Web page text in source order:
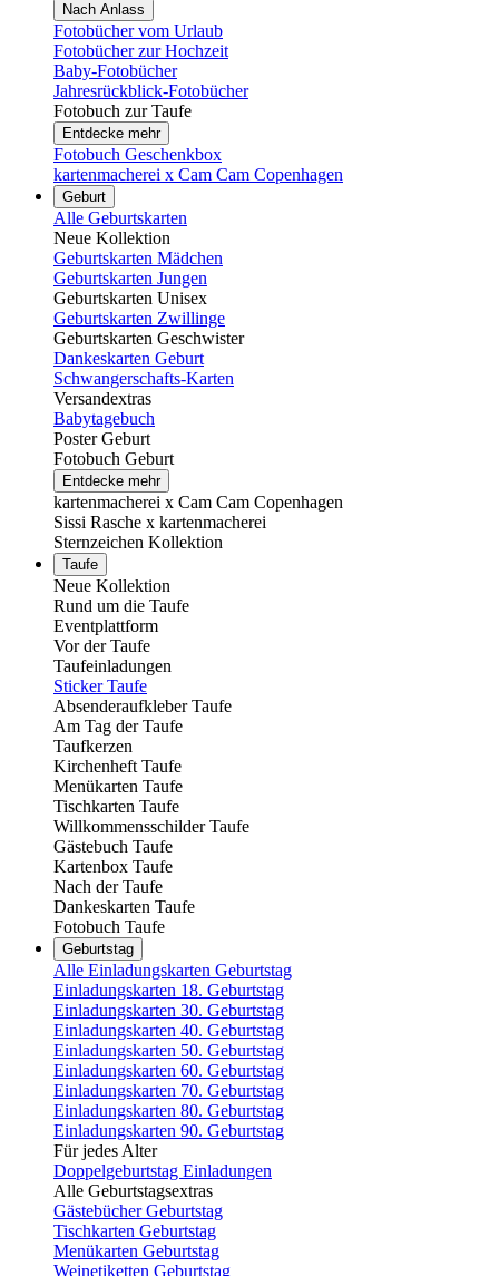
Nach Anlass
Fotobücher vom Urlaub
Fotobücher zur Hochzeit
Baby-Fotobücher
Jahresrückblick-Fotobücher
Fotobuch zur Taufe
Entdecke mehr
Fotobuch Geschenkbox
kartenmacherei x Cam Cam Copenhagen
Geburt
Alle Geburtskarten
Neue Kollektion
Geburtskarten Mädchen
Geburtskarten Jungen
Geburtskarten Unisex
Geburtskarten Zwillinge
Geburtskarten Geschwister
Dankeskarten Geburt
Schwangerschafts-Karten
Versandextras
Babytagebuch
Poster Geburt
Fotobuch Geburt
Entdecke mehr
kartenmacherei x Cam Cam Copenhagen
Sissi Rasche x kartenmacherei
Sternzeichen Kollektion
Taufe
Neue Kollektion
Rund um die Taufe
Eventplattform
Vor der Taufe
Taufeinladungen
Sticker Taufe
Absenderaufkleber Taufe
Am Tag der Taufe
Taufkerzen
Kirchenheft Taufe
Menükarten Taufe
Tischkarten Taufe
Willkommensschilder Taufe
Gästebuch Taufe
Kartenbox Taufe
Nach der Taufe
Dankeskarten Taufe
Fotobuch Taufe
Geburtstag
Alle Einladungskarten Geburtstag
Einladungskarten 18. Geburtstag
Einladungskarten 30. Geburtstag
Einladungskarten 40. Geburtstag
Einladungskarten 50. Geburtstag
Einladungskarten 60. Geburtstag
Einladungskarten 70. Geburtstag
Einladungskarten 80. Geburtstag
Einladungskarten 90. Geburtstag
Für jedes Alter
Doppelgeburtstag Einladungen
Alle Geburtstagsextras
Gästebücher Geburtstag
Tischkarten Geburtstag
Menükarten Geburtstag
Weinetiketten Geburtstag